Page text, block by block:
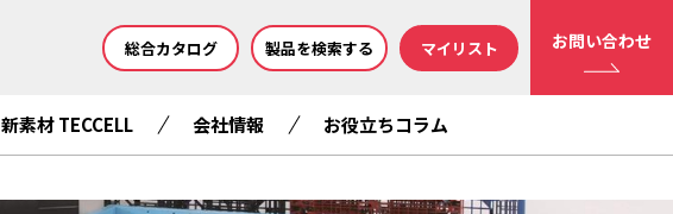
総合カタログ 製品を検索する マイリスト お問い合わせ
新素材 TECCELL 会社情報 お役立ちコラム